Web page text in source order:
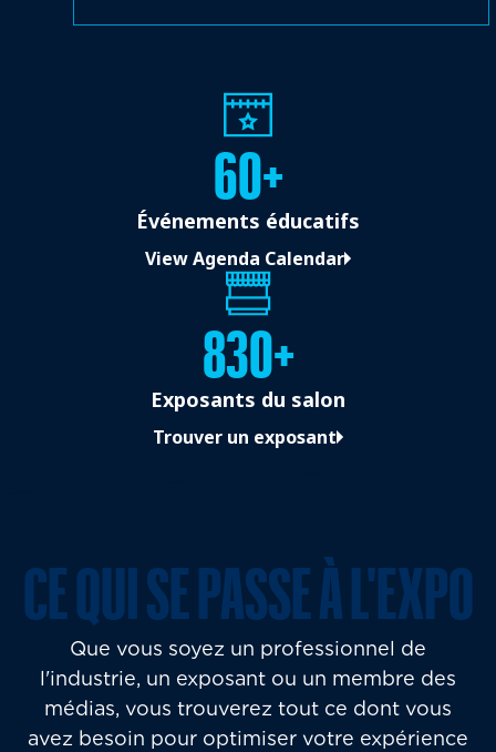
60+
Événements éducatifs
View Agenda Calendar
830+
Exposants du salon
Trouver un exposant
CE QUI SE PASSE À L'EXPO
Que vous soyez un professionnel de
l'industrie, un exposant ou un membre des
médias, vous trouverez tout ce dont vous
avez besoin pour optimiser votre expérience